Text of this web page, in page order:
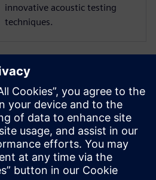
innovative acoustic testing
techniques.
Case study |
Thales Alenia
Space
Leading European satellite
manufacturer uses Siemens
Digital Industries Software